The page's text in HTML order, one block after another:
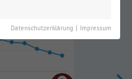
Datenschutzerklärung Impressum